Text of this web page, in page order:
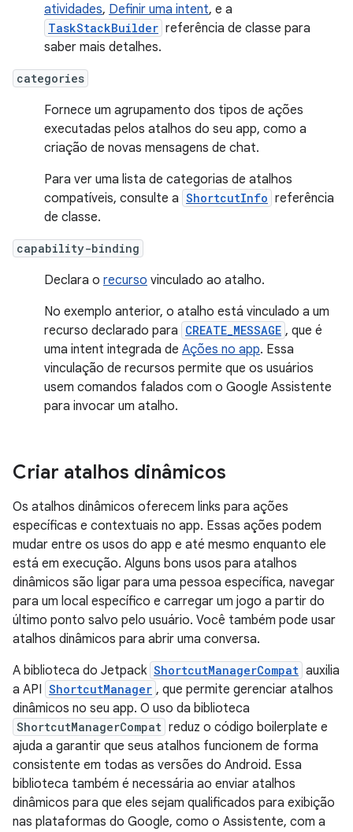
atividades, Definir uma intent, e a
TaskStackBuilder referência de classe para
saber mais detalhes.
categories
Fornece um agrupamento dos tipos de ações
executadas pelos atalhos do seu app, como a
criação de novas mensagens de chat.
Para ver uma lista de categorias de atalhos
compatíveis, consulte a ShortcutInfo referência
de classe.
capability-binding
Declara o recurso vinculado ao atalho.
No exemplo anterior, o atalho está vinculado a um
recurso declarado para CREATE_MESSAGE , que é
uma intent integrada de Ações no app. Essa
vinculação de recursos permite que os usuários
usem comandos falados com o Google Assistente
para invocar um atalho.
Criar atalhos dinâmicos
Os atalhos dinâmicos oferecem links para ações
específicas e contextuais no app. Essas ações podem
mudar entre os usos do app e até mesmo enquanto ele
está em execução. Alguns bons usos para atalhos
dinâmicos são ligar para uma pessoa específica, navegar
para um local específico e carregar um jogo a partir do
último ponto salvo pelo usuário. Você também pode usar
atalhos dinâmicos para abrir uma conversa.
A biblioteca do Jetpack ShortcutManagerCompat auxilia
a API ShortcutManager , que permite gerenciar atalhos
dinâmicos no seu app. O uso da biblioteca
ShortcutManagerCompat reduz o código boilerplate e
ajuda a garantir que seus atalhos funcionem de forma
consistente em todas as versões do Android. Essa
biblioteca também é necessária ao enviar atalhos
dinâmicos para que eles sejam qualificados para exibição
nas plataformas do Google, como o Assistente, com a